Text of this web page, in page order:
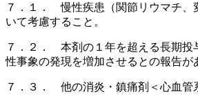
７．１． 慢性疾患（関節リウマチ、
いて考慮すること。
７．２． 本剤の１年を超える長期投
性事象の発現を増加させるとの報告が
７．３． 他の消炎・鎮痛剤＜心血管